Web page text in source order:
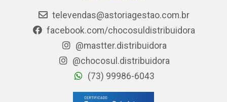
televendas@astoriagestao.com.br
facebook.com/chocosuldistribuidora
@mastter.distribuidora
@chocosul.distribuidora
(73) 99986-6043